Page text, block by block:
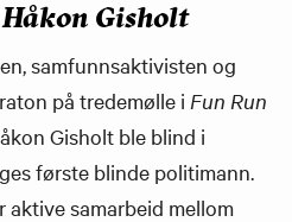
Gisholt
samfunnsaktivisten og
på tredemølle i Fun Run
Gisholt ble blind i
første blinde politimann.
aktive samarbeid mellom